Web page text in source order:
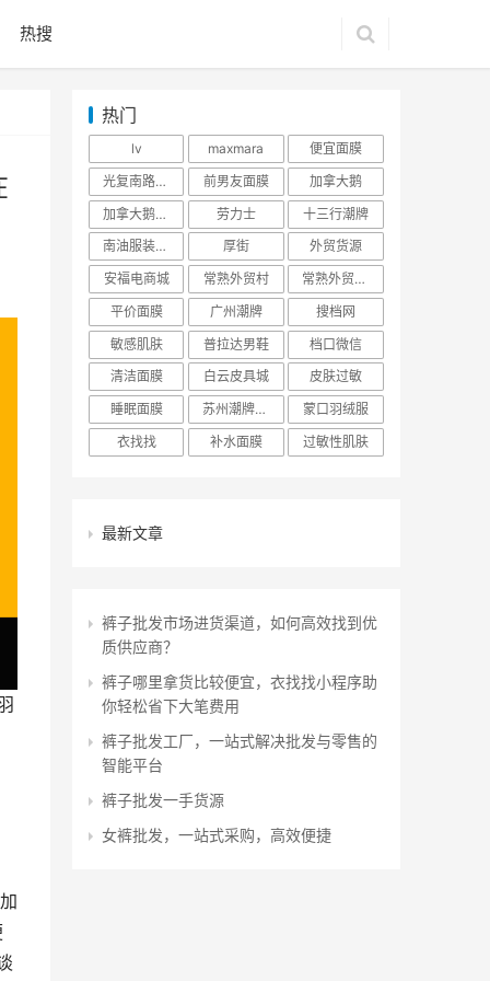
热搜
热门
lv maxmara
便宜面膜
光复南路潮牌
前男友面膜
加拿大鹅
加拿大鹅羽绒服
劳力士
十三行潮牌
南油服装批发市场
厚街
外贸货源
安福电商城
常熟外贸村
常熟外贸村货源
平价面膜
广州潮牌
搜档网
敏感肌肤
普拉达男鞋
档口微信
清洁面膜
白云皮具城
皮肤过敏
睡眠面膜
苏州潮牌货源
蒙口羽绒服
衣找找
补水面膜 过敏性肌肤
最新文章
裤子批发市场进货渠道，如何高效找到优
质供应商？
裤子哪里拿货比较便宜，衣找找小程序助
你轻松省下大笔费用
裤子批发工厂，一站式解决批发与零售的
智能平台
裤子批发一手货源
女裤批发，一站式采购，高效便捷